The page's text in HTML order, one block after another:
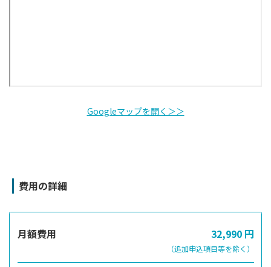
Googleマップを開く＞＞
費用の詳細
月額費用 32,990 円
（追加申込項目等を除く）